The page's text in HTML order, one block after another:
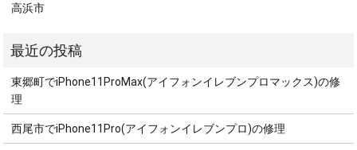
高浜市
東郷町でiPhone11ProMax(アイフォンイレブンプロマックス)の修
理
西尾市でiPhone11Pro(アイフォンイレブンプロ)の修理